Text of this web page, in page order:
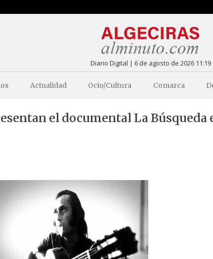
Diario Digital | 6 de agosto de 2026 11:19
Actualidad Ocio/Cultura Comarca
el documental La Búsqueda